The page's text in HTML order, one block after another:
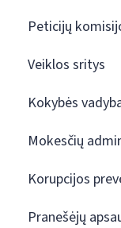
Peticijų
Veiklos sritys
Kokybės
Mokesčių
Korupcijos
Pranešėjų